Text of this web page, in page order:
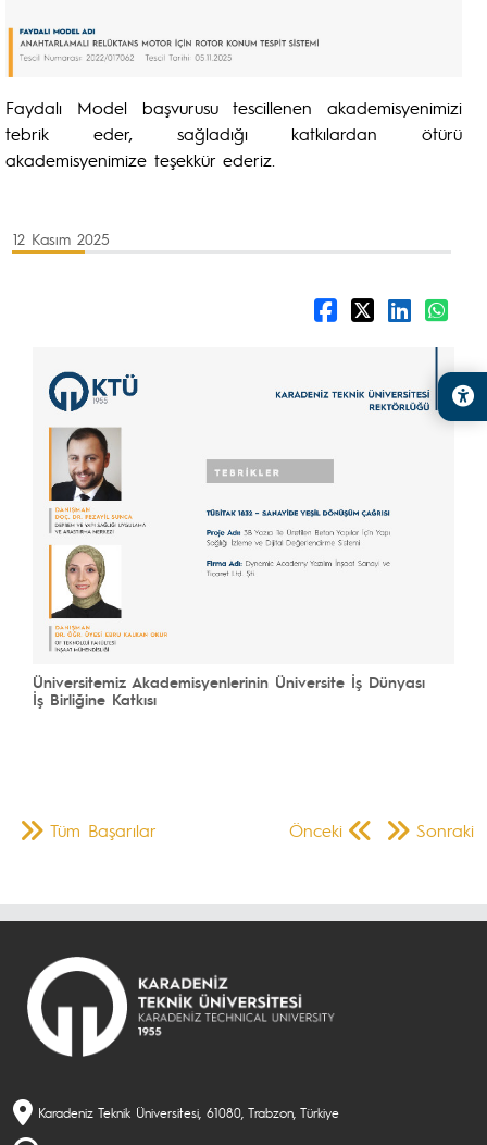
Faydalı Model başvurusu tescillenen akademisyenimizi
tebrik eder, sağladığı katkılardan ötürü
akademisyenimize teşekkür ederiz.
12 Kasım 2025
Üniversitemiz Akademisyenlerinin Üniversite İş Dünyası
İş Birliğine Katkısı
Önceki Sonraki
Tüm Başarılar
Karadeniz Teknik Üniversitesi, 61080, Trabzon, Türkiye